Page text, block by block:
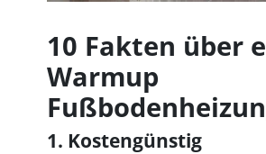
10 Fakten über
Warmup
1. Kostengünstig